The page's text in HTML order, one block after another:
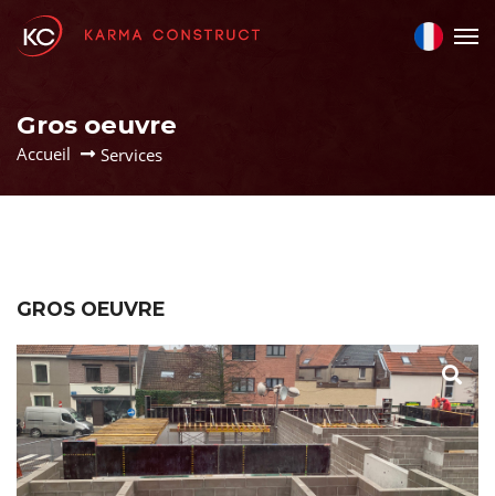
Gros oeuvre
Accueil Services
GROS OEUVRE